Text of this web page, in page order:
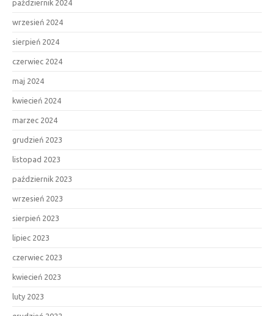
październik 2024
wrzesień 2024
sierpień 2024
czerwiec 2024
maj 2024
kwiecień 2024
marzec 2024
grudzień 2023
listopad 2023
październik 2023
wrzesień 2023
sierpień 2023
lipiec 2023
czerwiec 2023
kwiecień 2023
luty 2023